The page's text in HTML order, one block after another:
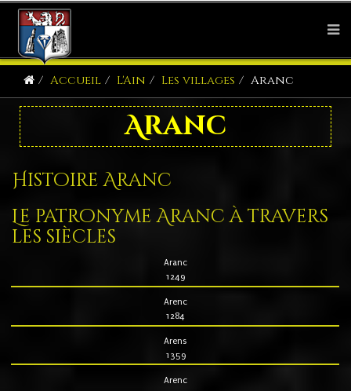
Accueil L'Ain Les villages Aranc
Aranc
Histoire Aranc
Le patronyme Aranc à travers
les siècles
Aranc
1249
Arenc
1284
Arens
1359
Arenc